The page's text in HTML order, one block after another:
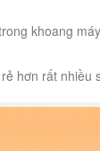
khoang
hơn rất nhiều